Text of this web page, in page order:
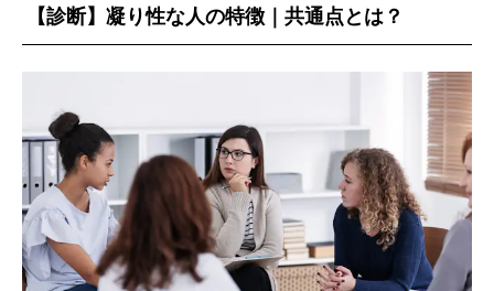
【診断】凝り性な人の特徴｜共通点とは？